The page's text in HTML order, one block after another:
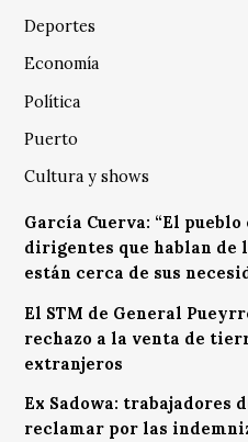
Deportes
Economía
Política
Puerto
Cultura y shows
García Cuerva: “El pueblo
dirigentes que hablan de
están cerca de sus
El STM de General
rechazo a la venta de
extranjeros
Ex Sadowa: trabajadores
reclamar por las